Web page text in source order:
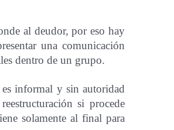
al deudor, por eso hay
una comunicación
dentro de un grupo.
informal y sin autoridad
si procede
solamente al final para